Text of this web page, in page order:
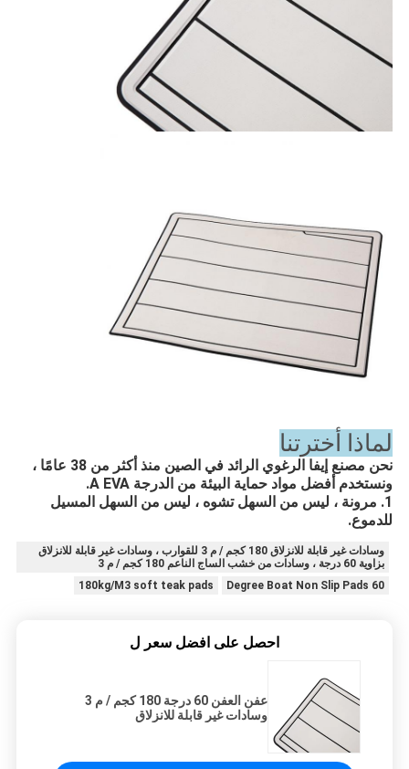
لماذا أخترتنا
نحن مصنع إيفا الرغوي الرائد في الصين منذ أكثر من 38 عامًا ،
ونستخدم أفضل مواد حماية البيئة من الدرجة A EVA.
1. مرونة ، ليس من السهل تشوه ، ليس من السهل المسيل
للدموع.
وسادات غير قابلة للانزلاق 180 كجم / م 3 للقوارب ، وسادات غير قابلة للانزلاق
بزاوية 60 درجة ، وسادات من خشب الساج الناعم 180 كجم / م 3
60 Degree Boat Non Slip Pads
180kg/M3 soft teak pads
احصل على افضل سعر ل
عفن العفن 60 درجة 180 كجم / م 3
وسادات غير قابلة للانزلاق